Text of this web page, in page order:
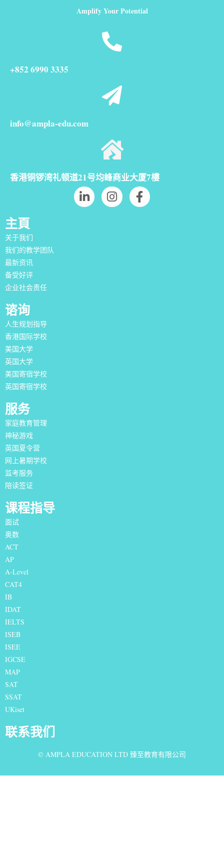
Amplify Your Potential
+852 6990 3335
info@ampla-edu.com
香港铜锣湾礼顿道21号均峰商业大厦7樓
主頁
关于我们
我们的教学团队
最新资讯
备受好评
企业社会责任
谘询
人生规划指导
香港国际学校
美国大学
英国大学
美国寄宿学校
英国寄宿学校
服务
家庭教育管理
神秘游戏
英国夏令营
网上暑期学校
监考服务
陪读签证
课程指导
面试
奥数
ACT
AP
A-Level
CAT4
IB
IDAT
IELTS
ISEB
ISEE
IGCSE
MAP
SAT
SSAT
UKiset
联系我们
© AMPLA EDUCATION LTD 臻至教育有限公司